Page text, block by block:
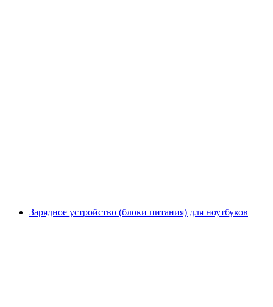
Зарядное устройство (блоки питания) для ноутбуков